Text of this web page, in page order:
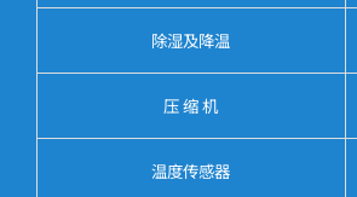
除湿及降温
压 缩 机
温度传感器